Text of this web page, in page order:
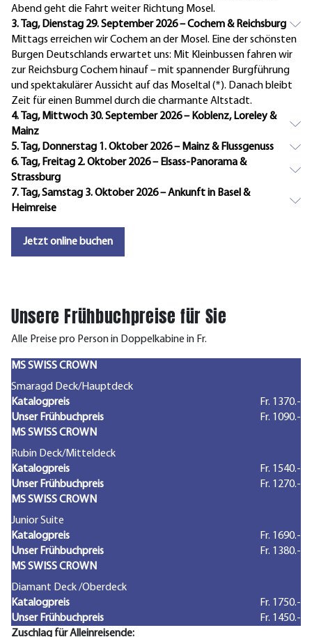
Abend geht die Fahrt weiter Richtung Mosel.
3. Tag, Dienstag 29. September 2026 – Cochem & Reichsburg
Mittags erreichen wir Cochem an der Mosel. Eine der schönsten
Burgen Deutschlands erwartet uns: Mit Kleinbussen fahren wir
zur Reichsburg Cochem hinauf – mit spannender Burgführung
und spektakulärer Aussicht auf das Moseltal (*). Danach bleibt
Zeit für einen Bummel durch die charmante Altstadt.
4. Tag, Mittwoch 30. September 2026 – Koblenz, Loreley &
Mainz
5. Tag, Donnerstag 1. Oktober 2026 – Mainz & Flussgenuss
6. Tag, Freitag 2. Oktober 2026 – Elsass-Panorama &
Strassburg
7. Tag, Samstag 3. Oktober 2026 – Ankunft in Basel &
Heimreise
Jetzt online buchen
Unsere Frühbuchpreise für Sie
Alle Preise pro Person in Doppelkabine in Fr.
MS SWISS CROWN
Smaragd Deck/Hauptdeck
Katalogpreis
Fr. 1370.-
Unser Frühbuchpreis
Fr. 1090.-
MS SWISS CROWN
Rubin Deck/Mitteldeck
Katalogpreis
Fr. 1540.-
Unser Frühbuchpreis
Fr. 1270.-
MS SWISS CROWN
Junior Suite
Katalogpreis
Fr. 1690.-
Unser Frühbuchpreis
Fr. 1380.-
MS SWISS CROWN
Diamant Deck /Oberdeck
Katalogpreis
Fr. 1750.-
Unser Frühbuchpreis
Fr. 1450.-
Zuschlag für Alleinreisende: